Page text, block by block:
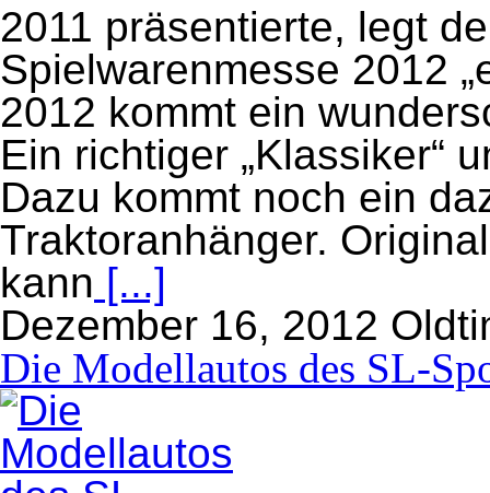
2011 präsentierte, legt
Spielwarenmesse 2012
2012 kommt ein
Ein richtiger „Klassiker“
Dazu kommt noch ein
Traktoranhänger.
kann [...]
Dezember 16, 2012
Die Modellautos des SL-